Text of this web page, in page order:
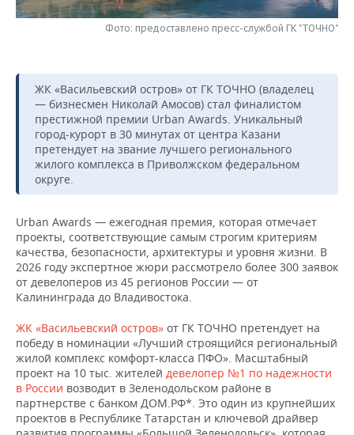
ТЕЛЕКОММУНИКАЦИИ
БИЗНЕС-БРАНЧИ
ОТКРЫТАЯ ЛЕКЦИЯ
ФУТБОЛ
БАСКЕТБОЛ
ВОЛЕЙБОЛ
КИБЕРСПОРТ
ФИГУРНОЕ КАТАНИЕ
ВОДНЫЕ ВИДЫ СПОРТА
ХОККЕЙ С МЯЧОМ
НОВОСТИ ОБЩЕСТВА
ИНФРАСТРУКТУРА
ИСТОРИЯ
КУЛЬТУРА
МЕДИЦИНА
ОБРАЗОВАНИЕ
ПРОИСШЕСТВИЯ
ФОТОГАЛЕРЕЯ
СПРАВОЧНИК
СПИСОК ПЕРСОН
СПИСОК КОМПАНИЙ
ПОЛНАЯ ВЕРСИЯ
Фото: предоставлено пресс-службой ГК "ТОЧНО"
ЖК «Васильевский остров» от ГК ТОЧНО (владелец
— бизнесмен Николай Амосов) стал финалистом
престижной премии Urban Awards. Уникальный
город-курорт в 30 минутах от центра Казани
претендует на звание лучшего регионального
жилого комплекса в Приволжском федеральном
округе.
Urban Awards — ежегодная премия, которая отмечает
проекты, соответствующие самым строгим критериям
качества, безопасности, архитектуры и уровня жизни. В
2026 году экспертное жюри рассмотрело более 300 заявок
от девелоперов из 45 регионов России — от
Калининграда до Владивостока.
ЖК «Васильевский остров» от ГК ТОЧНО претендует на
победу в номинации «Лучший строящийся региональный
жилой комплекс комфорт-класса ПФО». Масштабный
проект на 10 тыс. жителей девелопер №1 по надежности
в России возводит в Зеленодольском районе в
партнерстве с банком ДОМ.РФ*. Это один из крупнейших
проектов в Республике Татарстан и ключевой драйвер